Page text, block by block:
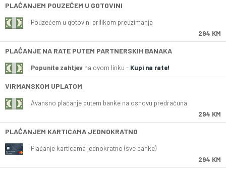
PLAĆANJEM POUZEĆEM U GOTOVINI
Pouzećem u gotovini prilikom preuzimanja
294 KM
PLAĆANJE NA RATE PUTEM PARTNERSKIH BANAKA
Popunite zahtjev na ovom linku - Kupi na rate!
VIRMANSKOM UPLATOM
Avansno plaćanje putem banke na osnovu predračuna
294 KM
PLAĆANJEM KARTICAMA JEDNOKRATNO
Plaćanje karticama jednokratno (sve banke)
294 KM